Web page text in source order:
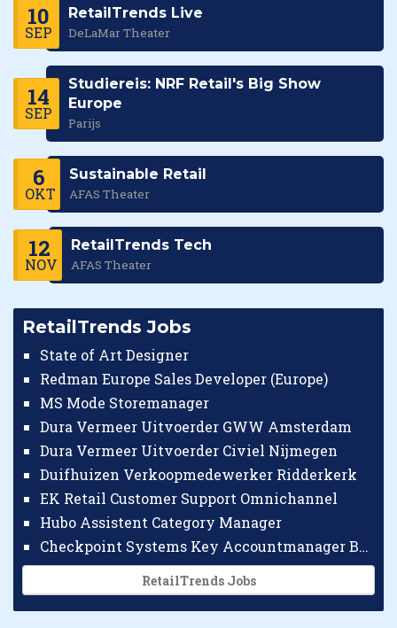
10
SEP
RetailTrends Live
DeLaMar Theater
14
SEP
Studiereis: NRF Retail's Big Show
Europe
Parijs
6
OKT
Sustainable Retail
AFAS Theater
12
NOV
RetailTrends Tech
AFAS Theater
RetailTrends Jobs
State of Art Designer
Redman Europe Sales Developer (Europe)
MS Mode Storemanager
Dura Vermeer Uitvoerder GWW Amsterdam
Dura Vermeer Uitvoerder Civiel Nijmegen
Duifhuizen Verkoopmedewerker Ridderkerk
EK Retail Customer Support Omnichannel
Hubo Assistent Category Manager
Checkpoint Systems Key Accountmanager Benelux
RetailTrends Jobs